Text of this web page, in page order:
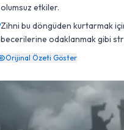
olumsuz etkiler.
Zihni bu döngüden kurtarmak
becerilerine odaklanmak gibi
Orijinal Özeti Göster